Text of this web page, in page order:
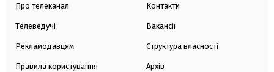
Про телеканал
Телеведучі
Рекламодавцям
Правила користування
Контакти
Вакансії
Структура власності
Архів